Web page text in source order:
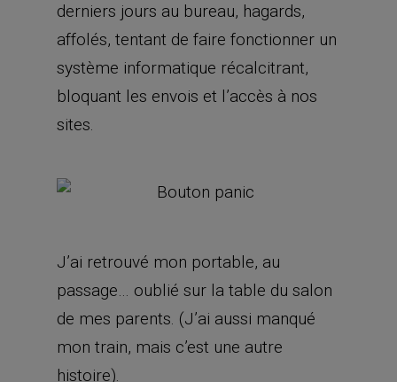
derniers jours au bureau, hagards,
affolés, tentant de faire fonctionner un
système informatique récalcitrant,
bloquant les envois et l’accès à nos
sites.
J’ai retrouvé mon portable, au
passage… oublié sur la table du salon
de mes parents. (J’ai aussi manqué
mon train, mais c’est une autre
histoire).